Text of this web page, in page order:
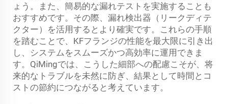
ょう。また、簡易的な漏れテストを実施することも
おすすめです。その際、漏れ検出器（リークディテ
クター）を活用するとより確実です。これらの手順
を踏むことで、KFフランジの性能を最大限に引き出
し、システムをスムーズかつ高効率に運用できま
す。QiMingでは、こうした細部への配慮こそが、将
来的なトラブルを未然に防ぎ、結果として時間とコ
ストの節約につながると考えています。